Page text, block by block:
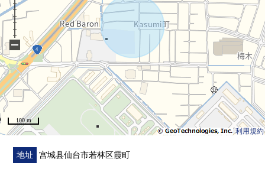
○岩手银行(宫城野分店) 步行16分钟的约1270m
○AEON STYLE仙台卸町商店 步行21分钟的约1670m
利用規約
100 m
−
地址 宫城县仙台市若林区霞町